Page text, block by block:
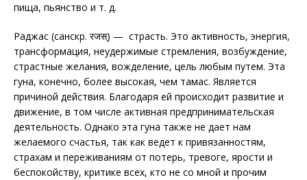
пища, пьянство и т. д.
Раджас (санскр. रजस्) — страсть. Это активность, энергия,
трансформация, неудержимые стремления, возбуждение,
страстные желания, вожделение, цель любым путем. Эта
гуна, конечно, более высокая, чем тамас. Является
причиной действия. Благодаря ей происходит развитие и
движение, в том числе активная предпринимательская
деятельность. Однако эта гуна также не дает нам
желаемого счастья, так как ведет к привязанностям,
страхам и переживаниям от потерь, тревоге, ярости и
беспокойству, критике всех, кто не со мной и прочим